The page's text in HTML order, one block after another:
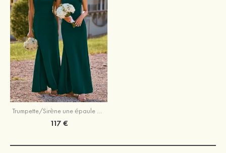
Trumpette/Sirène une épaule crêpe élastique longueur ras du sol robe de demoiselle d'honneur avec fleur d'épaule fendue
117 €